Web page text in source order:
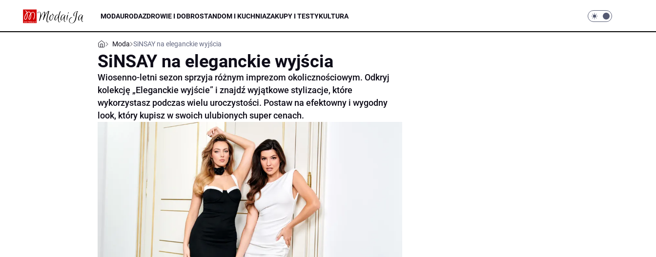
MODAURODAZDROWIE I DOBROSTANDOM I KUCHNIAZAKUPY I TESTYKULTURA
Moda SiNSAY na eleganckie wyjścia
SiNSAY na eleganckie wyjścia
Wiosenno-letni sezon sprzyja różnym imprezom okolicznościowym. Odkryj
kolekcję „Eleganckie wyjście” i znajdź wyjątkowe stylizacje, które
wykorzystasz podczas wielu uroczystości. Postaw na efektowny i wygodny
look, który kupisz w swoich ulubionych super cenach.